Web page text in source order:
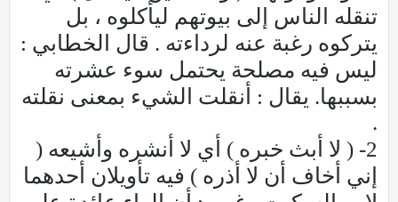
تنقله الناس إلى بيوتهم ليأكلوه ، بل
يتركوه رغبة عنه لرداءته . قال الخطابي :
ليس فيه مصلحة يحتمل سوء عشرته
بسببها. يقال : أنقلت الشيء بمعنى نقلته
.
2- ( لا أبث خبره ) أي لا أنشره وأشيعه (
إني أخاف أن لا أذره ) فيه تأويلان أحدهما